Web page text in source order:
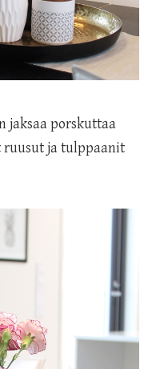
jaksaa porskuttaa
ruusut ja tulppaanit